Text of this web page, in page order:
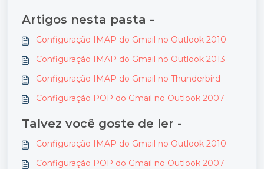
Artigos nesta pasta -
Configuração IMAP do Gmail no Outlook 2010
Configuração IMAP do Gmail no Outlook 2013
Configuração IMAP do Gmail no Thunderbird
Configuração POP do Gmail no Outlook 2007
Talvez você goste de ler -
Configuração IMAP do Gmail no Outlook 2010
Configuração POP do Gmail no Outlook 2007